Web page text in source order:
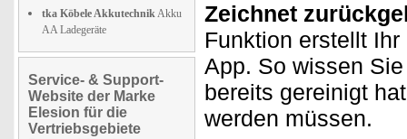
tka Köbele AkkutechnikAkku
AA Ladegeräte
Service- & Support-
Website der Marke
Elesion für die
Vertriebsgebiete
Zeichnet
Funktion erstellt
App. So wissen
bereits gereinigt
werden müssen.